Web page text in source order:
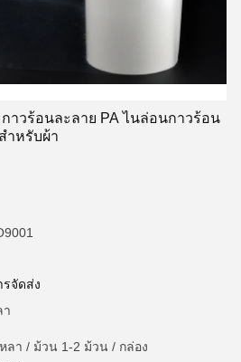
าวร้อนละลาย PA ไนล่อนกาวร้อน
ำหรับผ้า
รจัดส่ง
า
ลา / ม้วน 1-2 ม้วน / กล่อง